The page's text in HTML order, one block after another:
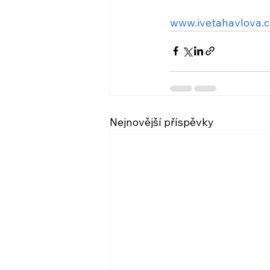
Nejnovější příspěvky